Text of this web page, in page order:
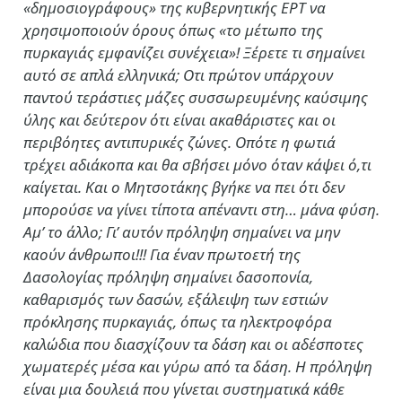
«δημοσιογράφους» της κυβερνητικής ΕΡΤ να
χρησιμοποιούν όρους όπως «το μέτωπο της
πυρκαγιάς εμφανίζει συνέχεια»! Ξέρετε τι σημαίνει
αυτό σε απλά ελληνικά; Οτι πρώτον υπάρχουν
παντού τεράστιες μάζες συσσωρευμένης καύσιμης
ύλης και δεύτερον ότι είναι ακαθάριστες και οι
περιβόητες αντιπυρικές ζώνες. Οπότε η φωτιά
τρέχει αδιάκοπα και θα σβήσει μόνο όταν κάψει ό,τι
καίγεται. Και ο Μητσοτάκης βγήκε να πει ότι δεν
μπορούσε να γίνει τίποτα απέναντι στη… μάνα φύση.
Αμ’ το άλλο; Γι’ αυτόν πρόληψη σημαίνει να μην
καούν άνθρωποι!!! Για έναν πρωτοετή της
Δασολογίας πρόληψη σημαίνει δασοπονία,
καθαρισμός των δασών, εξάλειψη των εστιών
πρόκλησης πυρκαγιάς, όπως τα ηλεκτροφόρα
καλώδια που διασχίζουν τα δάση και οι αδέσποτες
χωματερές μέσα και γύρω από τα δάση. Η πρόληψη
είναι μια δουλειά που γίνεται συστηματικά κάθε